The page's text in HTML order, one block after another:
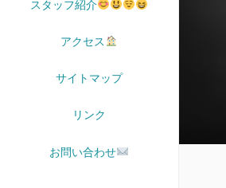
スタッフ紹介
アクセス
サイトマップ
リンク
お問い合わせ